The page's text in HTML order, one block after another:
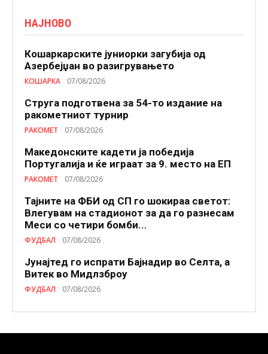
НАЈНОВО
Кошаркарските јуниорки загубија од
Азербејџан во разигрувањето
КОШАРКА 07/08/2026
Струга подготвена за 54-то издание на
ракометниот турнир
РАКОМЕТ 07/08/2026
Македонските кадети ја победија
Португалија и ќе играат за 9. место на ЕП
РАКОМЕТ 07/08/2026
Тајните на ФБИ од СП го шокираа светот:
Влегувам на стадионот за да го разнесам
Меси со четири бомби...
ФУДБАЛ 07/08/2026
Јунајтед го испрати Бајнадир во Селта, а
Витек во Мидлзброу
ФУДБАЛ 07/08/2026